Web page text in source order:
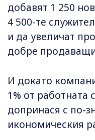
добавят 1 250
4 500-те
и да увеличат
добре
И докато
1% от работната
допринася с по-
икономическия